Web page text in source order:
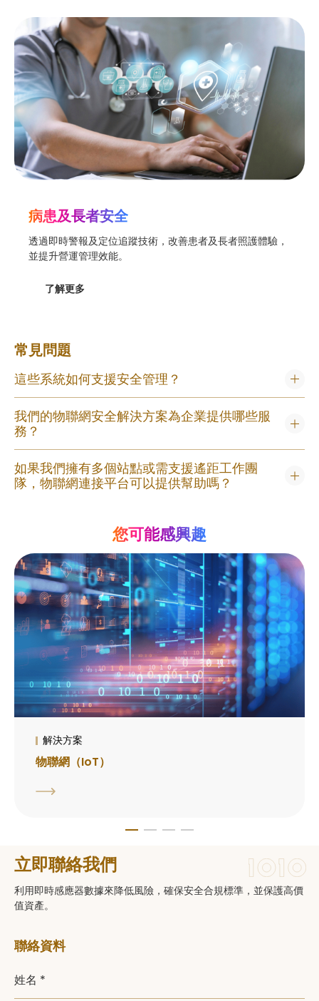
病患及長者安全
透過即時警報及定位追蹤技術，改善患者及長者照護體驗，
並提升營運管理效能。
了解更多
常見問題
這些系統如何支援安全管理？
我們的物聯網安全解決方案為企業提供哪些服
務？
如果我們擁有多個站點或需支援遙距工作團
隊，物聯網連接平台可以提供幫助嗎？
您可能感興趣
解決方案
物聯網（IoT）
立即聯絡我們
利用即時感應器數據來降低風險，確保安全合規標準，並保護高價
值資產。
聯絡資料
姓名 *